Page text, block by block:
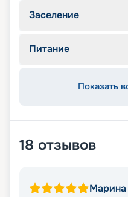
Заселение
Питание
Показать
18 отзывов
Марина